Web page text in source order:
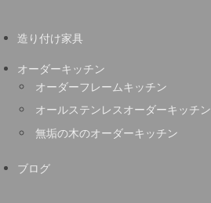
造り付け家具
オーダーキッチン
オーダーフレームキッチン
オールステンレスオーダーキッチン
無垢の木のオーダーキッチン
ブログ